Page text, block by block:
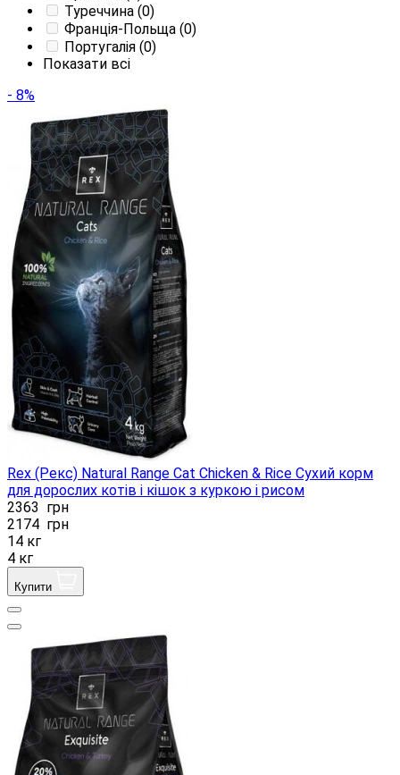
Туреччина (0)
Франція-Польща (0)
Португалія (0)
Показати всі
- 8%
Rex (Рекс) Natural Range Cat Chicken & Rice Сухий корм
для дорослих котів і кішок з куркою і рисом
2363 грн
2174 грн
14 кг
4 кг
Купити